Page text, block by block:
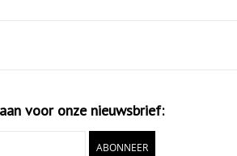
voor onze nieuwsbrief:
ABONNEER